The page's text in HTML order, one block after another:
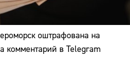
оштрафована на
комментарий в Telegram